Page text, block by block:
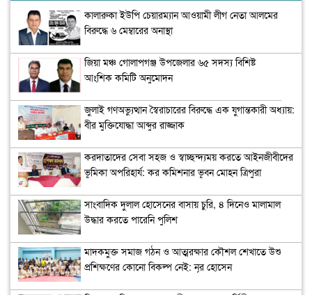
কালারুকা ইউপি চেয়ারম্যান আওয়ামী লীগ নেতা আলমের
বিরুদ্ধে ৬ মেম্বারের অনাস্থা
জিয়া মঞ্চ গোলাপগঞ্জ উপজেলার ৬৫ সদস্য বিশিষ্ট
আংশিক কমিটি অনুমোদন
জুলাই গণঅভ্যুত্থান স্বৈরাচারের বিরুদ্ধে এক যুগান্তকারী অধ্যায়:
বীর মুক্তিযোদ্ধা আব্দুর রাজ্জাক
করদাতাদের সেবা সহজ ও স্বাচ্ছন্দ্যময় করতে আইনজীবীদের
ভূমিকা অপরিহার্য: কর কমিশনার ভূবন মোহন ত্রিপুরা
সাংবাদিক দুলাল হোসেনের বাসায় চুরি, ৪ দিনেও মালামাল
উদ্ধার করতে পারেনি পুলিশ
মাদকমুক্ত সমাজ গঠন ও আত্মরক্ষার কৌশল শেখাতে উশু
প্রশিক্ষণের কোনো বিকল্প নেই: নূর হোসেন